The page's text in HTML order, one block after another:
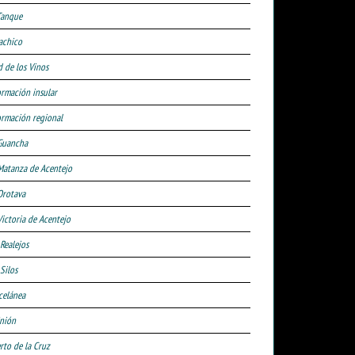
de los Vinos
insular
regional
de Acentejo
de Acentejo
de la Cruz